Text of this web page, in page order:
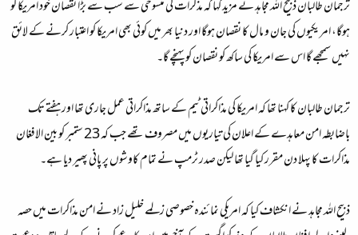
ترجمان طالبان ذبیح اللہ مجاہد نے مزید کہا کہ مذکرات کی منسوخی سے سب سے بڑا نقصان خود امریکا کو
ہوگا، امریکیوں کی جان و مال کا نقصان ہوگا اور دنیا بھر میں کوئی بھی امریکا کو اعتبار کرنے کے لائق
نہیں سمجھے گا اس سے امریکا کی ساکھ کو نقصان کو پہنچے گا۔
ترجمان طالبان کا کہنا تھا کہ امریکا کی مذاکراتی ٹیم کے ساتھ مذاکراتی عمل جاری تھا اور ہفتے تک
باضابطہ امن معاہدے کے اعلان کی تیاریوں میں مصروف تھے جب کہ 23 ستمبر کو بین الافغان
مذاکرات کا پہلا دن مقرر کیا گیا تھا لیکن صدر ٹرمپ نے تمام کاوشوں پر پانی پھیر دیا ہے۔
ذبیح اللہ مجاہد نے انکشاف کیا کہ امریکی نمائندہ خصوصی زلمے خلیل زاد نے امن مذاکرات میں حصہ